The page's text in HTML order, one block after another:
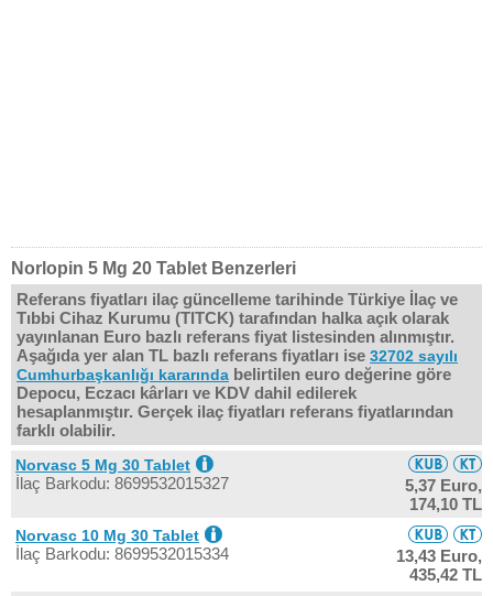
Norlopin 5 Mg 20 Tablet Benzerleri
Referans fiyatları ilaç güncelleme tarihinde Türkiye İlaç ve
Tıbbi Cihaz Kurumu (TITCK) tarafından halka açık olarak
yayınlanan Euro bazlı referans fiyat listesinden alınmıştır.
Aşağıda yer alan TL bazlı referans fiyatları ise 32702 sayılı
Cumhurbaşkanlığı kararında belirtilen euro değerine göre
Depocu, Eczacı kârları ve KDV dahil edilerek
hesaplanmıştır. Gerçek ilaç fiyatları referans fiyatlarından
farklı olabilir.
Norvasc 5 Mg 30 Tablet
İlaç Barkodu: 8699532015327
5,37 Euro,
174,10 TL
Norvasc 10 Mg 30 Tablet
İlaç Barkodu: 8699532015334
13,43 Euro,
435,42 TL